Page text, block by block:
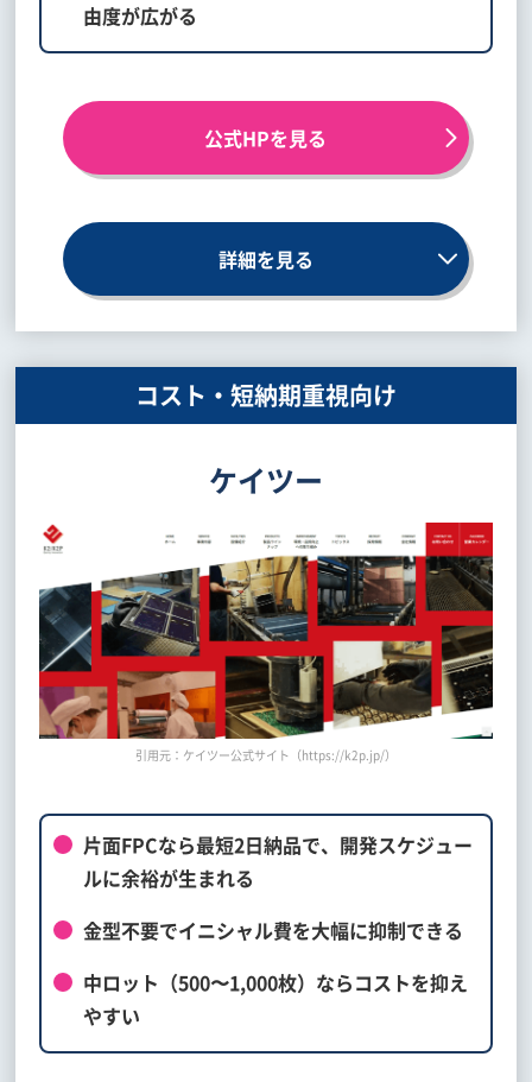
由度が広がる
公式HPを見る
詳細を見る
コスト・短納期重視向け
ケイツー
引用元：ケイツー公式サイト（https://k2p.jp/）
片面FPCなら最短2日納品で、開発スケジュー
ルに余裕が生まれる
金型不要でイニシャル費を大幅に抑制できる
中ロット（500〜1,000枚）ならコストを抑え
やすい